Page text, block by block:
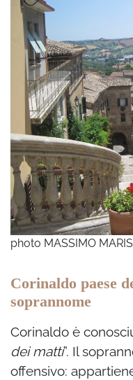
photo MASSIMO
Corinaldo paese
soprannome
Corinaldo è
dei matti”. Il
offensivo: